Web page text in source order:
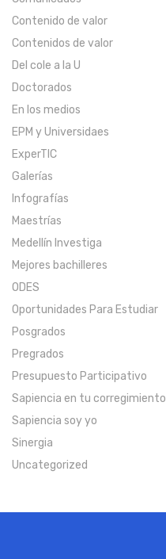
Contenido de valor
Contenidos de valor
Del cole a la U
Doctorados
En los medios
EPM y Universidaes
ExperTIC
Galerías
Infografías
Maestrías
Medellín Investiga
Mejores bachilleres
ODES
Oportunidades Para Estudiar
Posgrados
Pregrados
Presupuesto Participativo
Sapiencia en tu corregimiento
Sapiencia soy yo
Sinergia
Uncategorized